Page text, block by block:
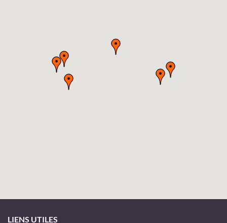
LIENS UTILES